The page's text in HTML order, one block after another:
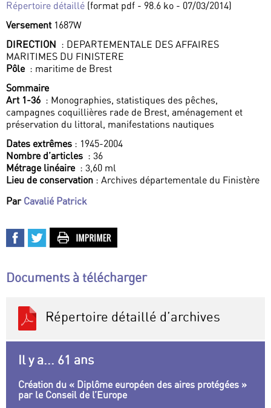
Répertoire détaillé (format pdf - 98.6 ko - 07/03/2014)
Versement 1687W
DIRECTION : DEPARTEMENTALE DES AFFAIRES
MARITIMES DU FINISTERE
Pôle : maritime de Brest
Sommaire
Art 1-36 : Monographies, statistiques des pêches,
campagnes coquillières rade de Brest, aménagement et
préservation du littoral, manifestations nautiques
Dates extrêmes : 1945-2004
Nombre d’articles : 36
Métrage linéaire : 3,60 ml
Lieu de conservation : Archives départementale du Finistère
Par Cavalié Patrick
Documents à télécharger
Répertoire détaillé d’archives
Il y a... 61 ans
Création du « Diplôme européen des aires protégées »
par le Conseil de l’Europe